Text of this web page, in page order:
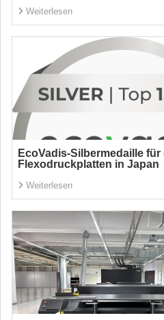
Weiterlesen
EcoVadis-Silbermedaille
Flexodruckplatten in Japan
Weiterlesen